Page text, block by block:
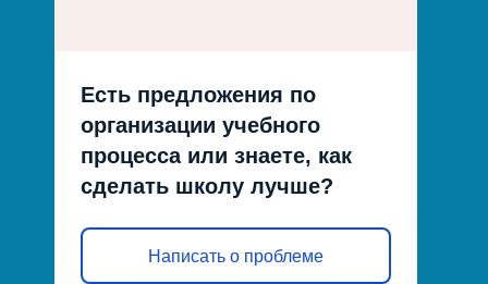
Есть предложения по
организации учебного
процесса или знаете, как
сделать школу лучше?
Написать о проблеме